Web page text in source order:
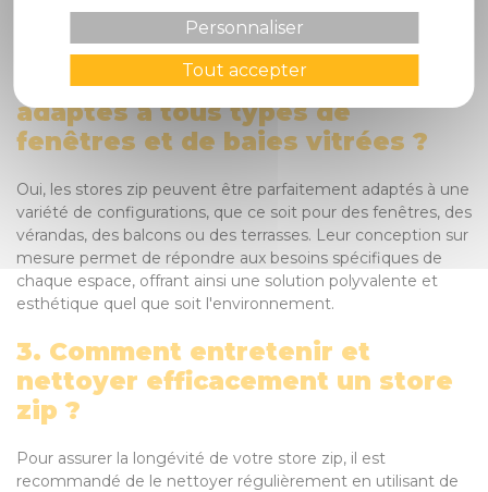
plus grande durabilité et stabilité dans le temps
comparativement aux stores traditionnels.
2. Les stores zip sont-ils
adaptés à tous types de
fenêtres et de baies vitrées ?
Oui, les stores zip peuvent être parfaitement adaptés à une
variété de configurations, que ce soit pour des fenêtres, des
vérandas, des balcons ou des terrasses. Leur conception sur
mesure permet de répondre aux besoins spécifiques de
chaque espace, offrant ainsi une solution polyvalente et
esthétique quel que soit l'environnement.
3. Comment entretenir et
nettoyer efficacement un store
zip ?
Pour assurer la longévité de votre store zip, il est
recommandé de le nettoyer régulièrement en utilisant de
Tout accepter
Personnaliser